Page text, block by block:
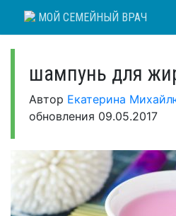
МОЙ СЕМЕЙНЫЙ ВРАЧ
шампунь для
Автор Екатерина
обновления 09.05.2017